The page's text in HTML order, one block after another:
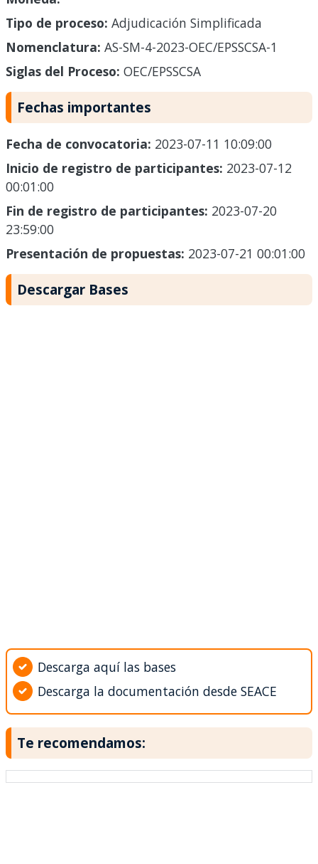
Tipo de proceso: Adjudicación Simplificada
Nomenclatura: AS-SM-4-2023-OEC/EPSSCSA-1
Siglas del Proceso: OEC/EPSSCSA
Fechas importantes
Fecha de convocatoria: 2023-07-11 10:09:00
Inicio de registro de participantes: 2023-07-12
00:01:00
Fin de registro de participantes: 2023-07-20
23:59:00
Presentación de propuestas: 2023-07-21 00:01:00
Descargar Bases
Descarga aquí las bases
Descarga la documentación desde SEACE
Te recomendamos: